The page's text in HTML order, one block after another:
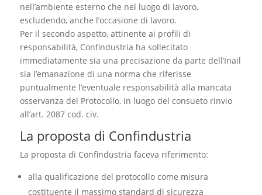
nell’ambiente esterno che nel luogo di lavoro,
escludendo, anche l’occasione di lavoro.
Per il secondo aspetto, attinente ai profili di
responsabilità, Confindustria ha sollecitato
immediatamente sia una precisazione da parte dell’Inail
sia l’emanazione di una norma che riferisse
puntualmente l’eventuale responsabilità alla mancata
osservanza del Protocollo, in luogo del consueto rinvio
all’art. 2087 cod. civ.
La proposta di Confindustria
La proposta di Confindustria faceva riferimento:
alla qualificazione del protocollo come misura
costituente il massimo standard di sicurezza